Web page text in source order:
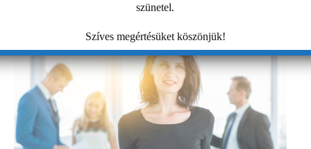
szünetel.
Szíves megértésüket köszönjük!